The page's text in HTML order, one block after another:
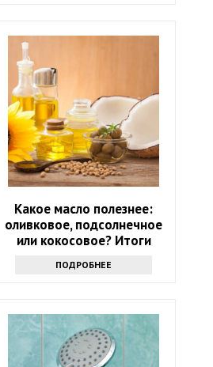
Какое масло полезнее:
оливковое, подсолнечное
или кокосовое? Итоги
ПОДРОБНЕЕ